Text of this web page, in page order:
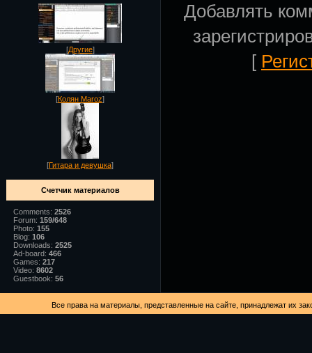
[Другие]
[Колян Maroz]
[Гитара и девушка]
Счетчик материалов
Comments: 2526
Forum: 159/648
Photo: 155
Blog: 106
Downloads: 2525
Ad-board: 466
Games: 217
Video: 8602
Guestbook: 56
Добавлять
[
Все права на материалы, представленные на сайте, принадлежат их